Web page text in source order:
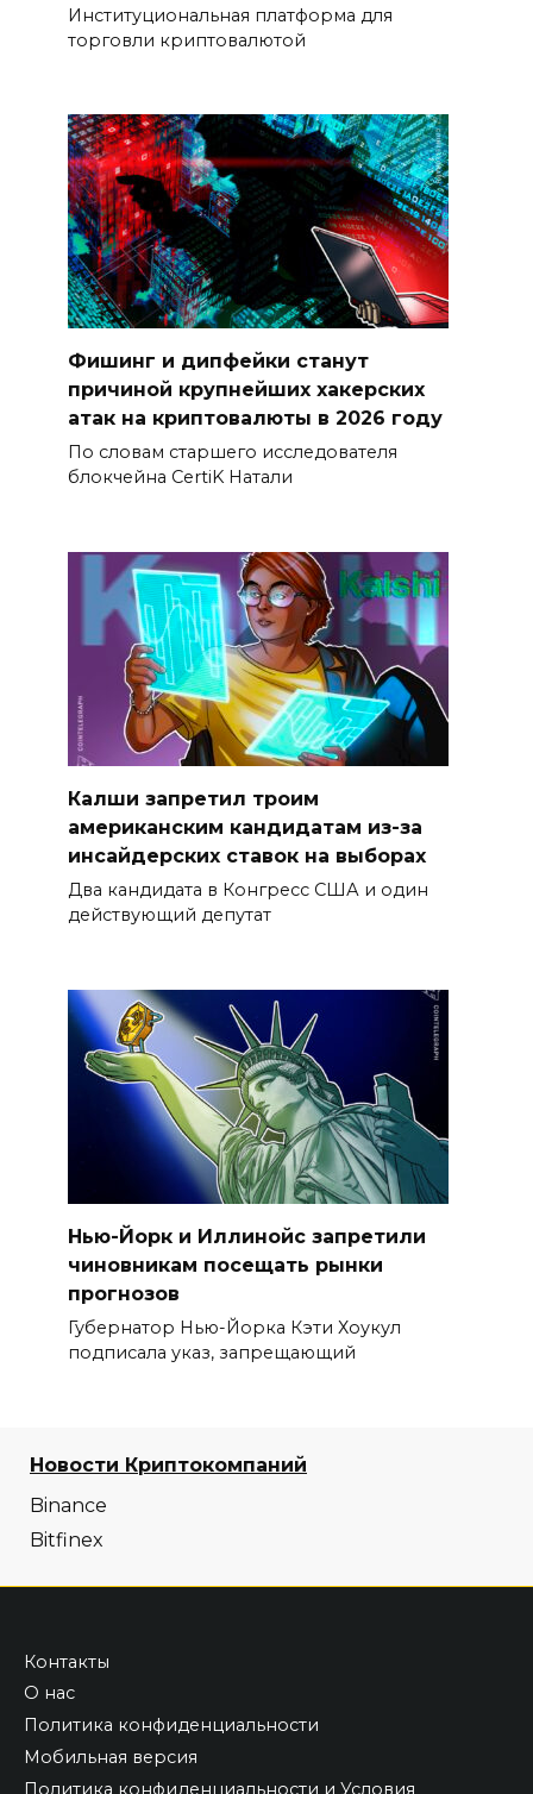
Институциональная платформа для
торговли криптовалютой
Фишинг и дипфейки станут
причиной крупнейших хакерских
атак на криптовалюты в 2026 году
По словам старшего исследователя
блокчейна CertiK Натали
Калши запретил троим
американским кандидатам из-за
инсайдерских ставок на выборах
Два кандидата в Конгресс США и один
действующий депутат
Нью-Йорк и Иллинойс запретили
чиновникам посещать рынки
прогнозов
Губернатор Нью-Йорка Кэти Хоукул
подписала указ, запрещающий
Новости Криптокомпаний
Binance
Bitfinex
Контакты
О нас
Политика конфиденциальности
Мобильная версия
Политика конфиденциальности и Условия